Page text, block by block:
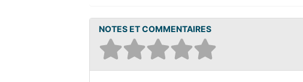
NOTES ET COMMENTAIRES